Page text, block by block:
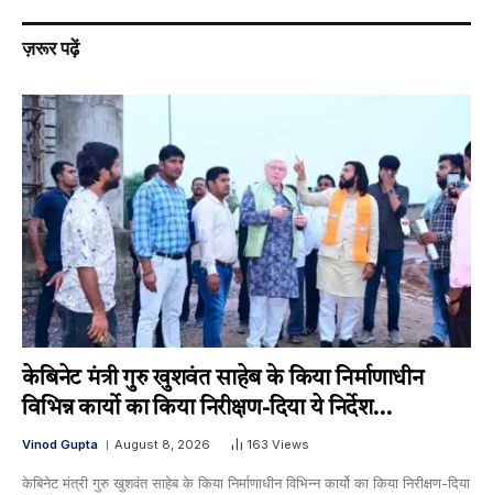
ज़रूर पढ़ें
केबिनेट मंत्री गुरु खुशवंत साहेब के किया निर्माणाधीन
विभिन्न कार्यो का किया निरीक्षण-दिया ये निर्देश…
Vinod Gupta August 8, 2026 163 Views
केबिनेट मंत्री गुरु खुशवंत साहेब के किया निर्माणाधीन विभिन्न कार्यो का किया निरीक्षण-दिया